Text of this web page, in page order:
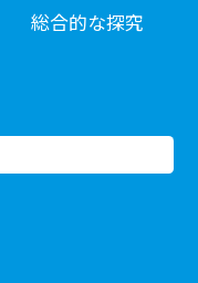
総合的な探究